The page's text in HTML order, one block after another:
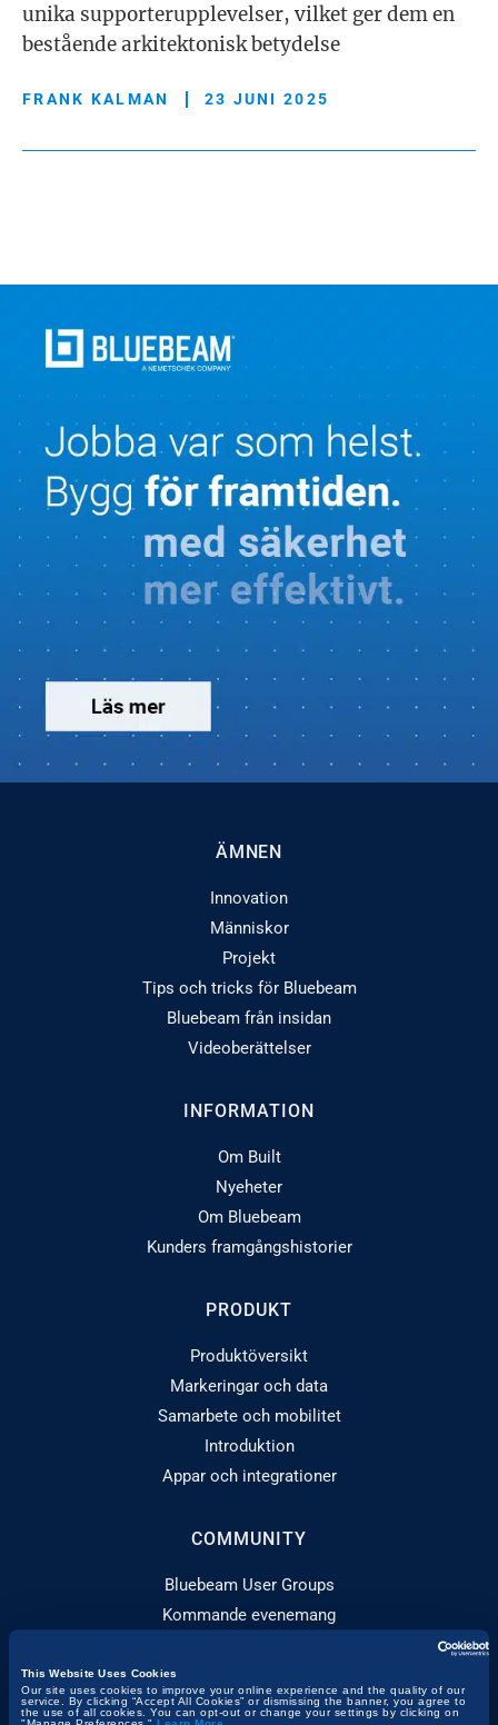
This Website Uses Cookies
Our site uses cookies to improve your online experience and the quality of our
service. By clicking “Accept All Cookies” or dismissing the banner, you agree to
the use of all cookies. You can opt-out or change your settings by clicking on
unika supporterupplevelser, vilket ger dem en
bestående arkitektonisk betydelse
FRANK KALMAN 23 JUNI 2025
ÄMNEN
Innovation
Människor
Projekt
Tips och tricks för Bluebeam
Bluebeam från insidan
Videoberättelser
INFORMATION
Om Built
Nyeheter
Om Bluebeam
Kunders framgångshistorier
PRODUKT
Produktöversikt
Markeringar och data
Samarbete och mobilitet
Introduktion
Appar och integrationer
COMMUNITY
Bluebeam User Groups
Kommande evenemang